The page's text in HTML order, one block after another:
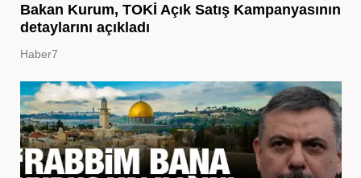
Bakan Kurum, TOKİ Açık Satış Kampanyasının
detaylarını açıkladı
Haber7